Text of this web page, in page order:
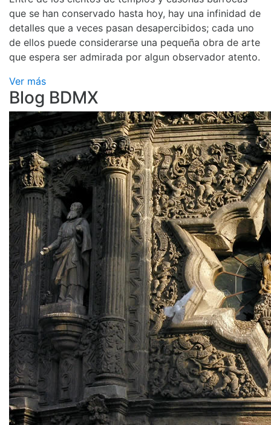
que se han conservado hasta hoy, hay una infinidad de
detalles que a veces pasan desapercibidos; cada uno
de ellos puede considerarse una pequeña obra de arte
que espera ser admirada por algun observador atento.
Ver más
Blog BDMX